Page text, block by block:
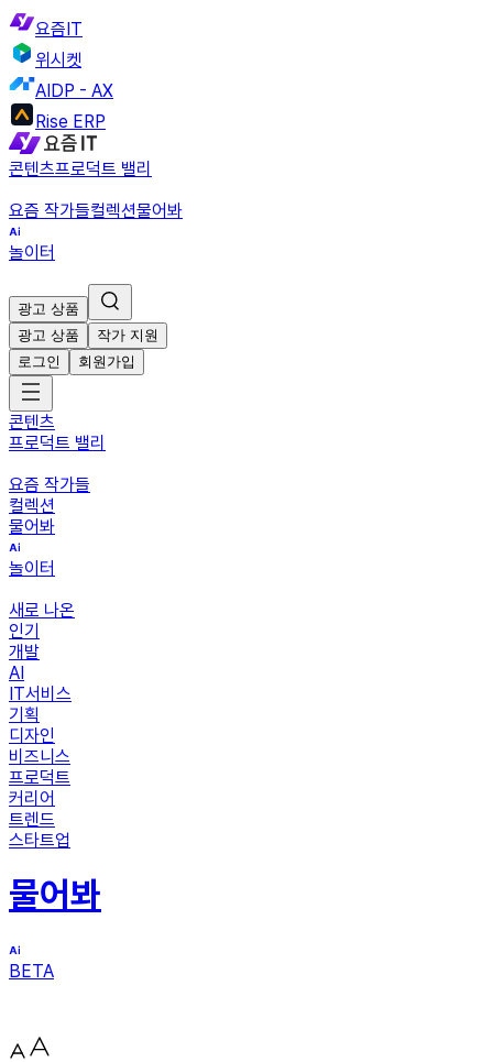
요즘IT
위시켓
AIDP - AX
Rise ERP
콘텐츠프로덕트 밸리
요즘 작가들컬렉션물어봐
놀이터
광고 상품
광고 상품
작가 지원
로그인
회원가입
콘텐츠
프로덕트 밸리
요즘 작가들
컬렉션
물어봐
놀이터
새로 나온
인기
개발
AI
IT서비스
기획
디자인
비즈니스
프로덕트
커리어
트렌드
스타트업
물어봐
BETA